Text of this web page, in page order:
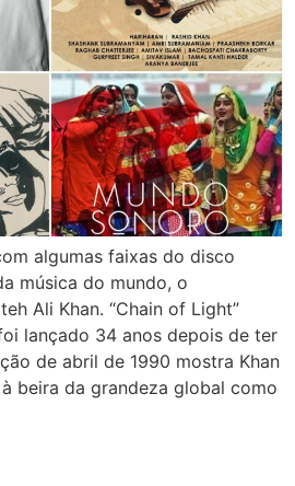
algumas faixas do disco
música do mundo, o
Ali Khan. “Chain of Light”
lançado 34 anos depois de ter
de abril de 1990 mostra Khan
beira da grandeza global como